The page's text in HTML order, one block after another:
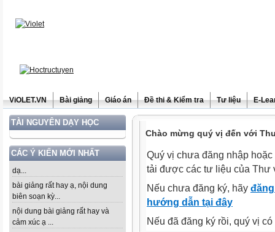
ViOLET.VN Bài giảng Giáo án Đề thi & Kiểm tra Tư liệu E-
TÀI NGUYÊN DẠY HỌC
CÁC Ý KIẾN MỚI NHẤT
dạ...
bài giảng rất hay ạ, nội dung
biên soạn kỳ...
nội dung bài giảng rất hay và
cảm xúc ạ ...
Chào mừng quý vị đến với
Quý vị chưa đăng nhập
tải được các tư liệu của Thư
Nếu chưa đăng ký, hãy
hướng dẫn tại đây
Nếu đã đăng ký rồi, quý vị